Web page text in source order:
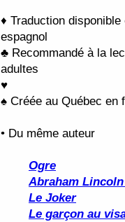
♦ Traduction
espagnol
♣ Recommandé à la
adultes
♥
♠ Créée au Québec en
• Du même auteur
Ogre
Abraham
Le Joker
Le garçon au